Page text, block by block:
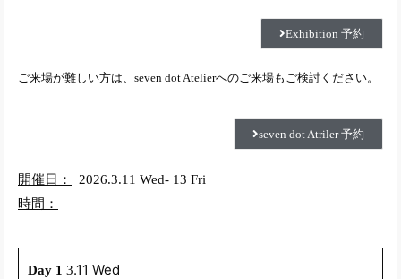
Exhibition 予約
ご来場が難しい方は、seven dot Atelierへのご来場もご検討ください。
seven dot Atriler 予約
開催日：
2026.3.11 Wed- 13 Fri
時間：
Day 1 3.11 Wed